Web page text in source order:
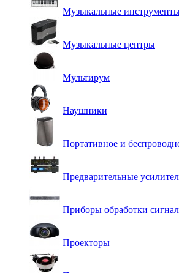
Музыкальные
Музыкальные центры
Мультирум
Наушники
Портативное и
Предварительные
Приборы обработки
Проекторы